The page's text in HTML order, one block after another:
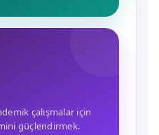
çalışmalar için
güçlendirmek.